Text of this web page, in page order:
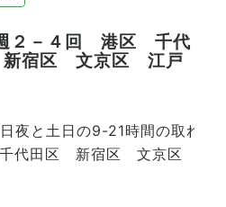
２－４回 港区 千代
宿区 文京区 江戸
夜と土日の9-21時間の取れた
代田区 新宿区 文京区 江